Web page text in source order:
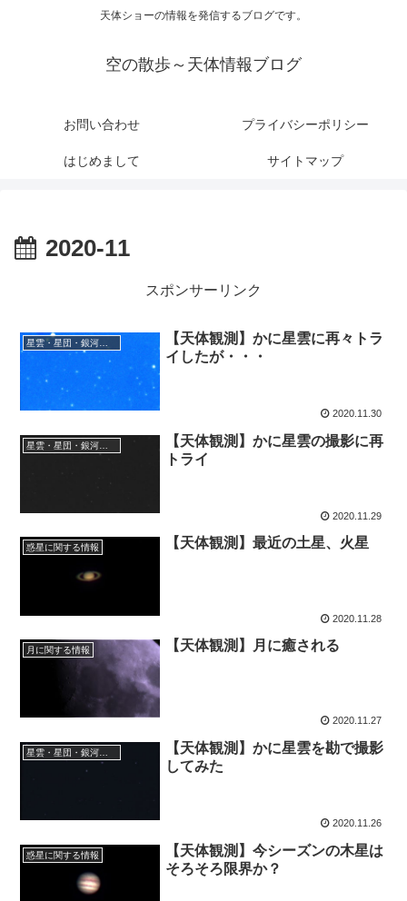
天体ショーの情報を発信するブログです。
空の散歩～天体情報ブログ
お問い合わせ プライバシーポリシー
はじめまして サイトマップ
2020-11
スポンサーリンク
【天体観測】かに星雲に再々トラ
イしたが・・・
2020.11.30
【天体観測】かに星雲の撮影に再
トライ
2020.11.29
惑星に関する情報 【天体観測】最近の土星、火星
2020.11.28
月に関する情報 【天体観測】月に癒される
2020.11.27
【天体観測】かに星雲を勘で撮影
してみた
2020.11.26
惑星に関する情報
【天体観測】今シーズンの木星は
そろそろ限界か？